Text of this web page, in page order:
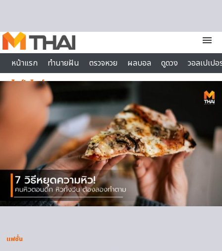
menu
หน้าแรก
ทำนายฝัน ตรวจหวย ผลบอล ดูดวง
วอลเปเป
ไลฟ์สไตล์
แฟชั่น